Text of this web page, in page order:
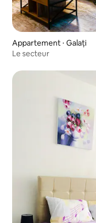
Appartement ⋅ Galați
Le secteur